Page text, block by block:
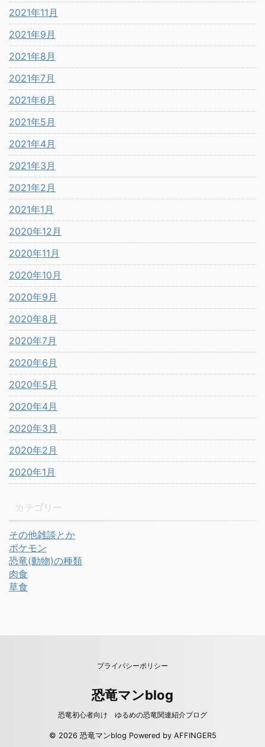
2021年11月
2021年9月
2021年8月
2021年7月
2021年6月
2021年5月
2021年4月
2021年3月
2021年2月
2021年1月
2020年12月
2020年11月
2020年10月
2020年9月
2020年8月
2020年7月
2020年6月
2020年5月
2020年4月
2020年3月
2020年2月
2020年1月
その他雑談とか
ポケモン
恐竜(動物)の種類
肉食
草食
プライバシーポリシー
恐竜マンblog
恐竜初心者向け ゆるめの恐竜関連紹介ブログ
© 2026 恐竜マンblog Powered by AFFINGER5